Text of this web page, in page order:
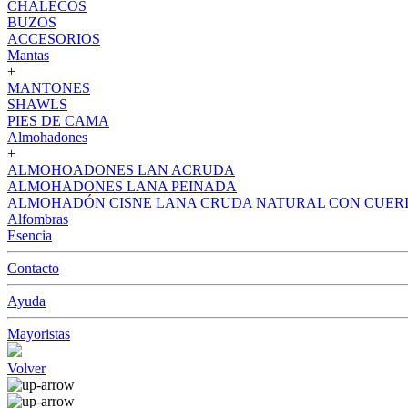
CHALECOS
BUZOS
ACCESORIOS
Mantas
+
MANTONES
SHAWLS
PIES DE CAMA
Almohadones
+
ALMOHOADONES LAN ACRUDA
ALMOHADONES LANA PEINADA
ALMOHADÓN CISNE LANA CRUDA NATURAL CON
Alfombras
Esencia
Contacto
Ayuda
Mayoristas
Volver